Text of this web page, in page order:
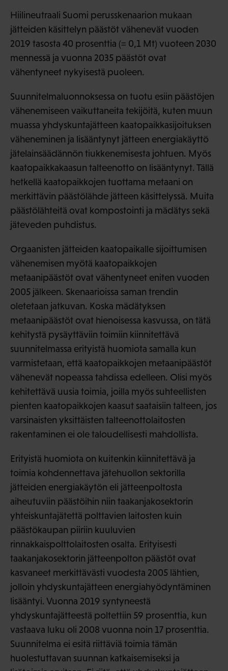
Hiilineutraali Suomi perusskenaarion mukaan
jätteiden käsittelyn päästöt vähenevät vuoden
2019 tasosta 40 prosenttia (= 0,1 Mt) vuoteen 2030
mennessä ja vuonna 2035 päästöt ovat
vähentyneet nykyisestä puoleen.
Suunnitelmaluonnoksessa on tuotu esiin päästöjen
vähenemiseen vaikuttaneita tekijöitä, kuten muun
muassa yhdyskuntajätteen kaatopaikkasijoituksen
väheneminen ja lisääntynyt jätteen energiakäyttö
jätelainsäädännön tiukkenemisesta johtuen. Myös
kaatopaikkakaasun talteenotto on lisääntynyt. Tällä
hetkellä kaatopaikkojen tuottama metaani on
merkittävin päästölähde jätteen käsittelyssä. Muita
päästölähteitä ovat kompostointi ja mädätys sekä
jäteveden puhdistus.
Orgaanisten jätteiden kaatopaikalle sijoittumisen
vähenemisen myötä kaatopaikkojen
metaanipäästöt ovat vähentyneet eniten vuoden
2005 jälkeen. Skenaarioissa saman trendin
oletetaan jatkuvan. Koska mädätyksen
metaanipäästöt ovat hienoisessa kasvussa, on tätä
kehitystä pysäyttäviin toimiin kiinnitettävä
suunnitelmassa erityistä huomiota samalla kun
varmistetaan, että kaatopaikkojen metaanipäästöt
vähenevät nopeassa tahdissa edelleen. Olisi myös
kehitettävä uusia toimia, joilla myös suhteellisten
pienten kaatopaikkojen kaasut saataisiin talteen, jos
varsinaisten yksittäisten talteenottolaitosten
rakentaminen ei ole taloudellisesti mahdollista.
Erityistä huomiota on kuitenkin kiinnitettävä ja
toimia kohdennettava jätehuollon sektorilla
jätteiden energiakäytön eli jätteenpoltosta
aiheutuviin päästöihin niin taakanjakosektorin
yhteiskuntajätettä polttavien laitosten kuin
päästökaupan piiriin kuuluvien
rinnakkaispolttolaitosten osalta. Erityisesti
taakanjakosektorin jätteenpolton päästöt ovat
kasvaneet merkittävästi vuodesta 2005 lähtien,
jolloin yhdyskuntajätteen energiahyödyntäminen
lisääntyi. Vuonna 2019 syntyneestä
yhdyskuntajätteestä poltettiin 59 prosenttia, kun
vastaava luku oli 2008 vuonna noin 17 prosenttia.
Suunnitelma ei esitä riittäviä toimia tämän
huolestuttavan suunnan katkaisemiseksi ja